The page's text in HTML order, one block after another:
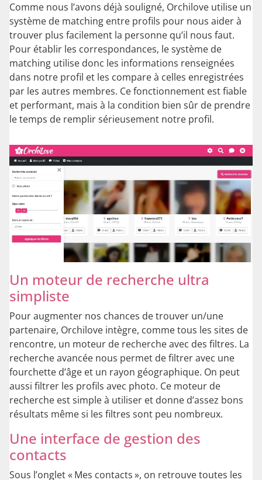
Comme nous l’avons déjà souligné, Orchilove utilise un
système de matching entre profils pour nous aider à
trouver plus facilement la personne qu’il nous faut.
Pour établir les correspondances, le système de
matching utilise donc les informations renseignées
dans notre profil et les compare à celles enregistrées
par les autres membres. Ce fonctionnement est fiable
et performant, mais à la condition bien sûr de prendre
le temps de remplir sérieusement notre profil.
Un moteur de recherche ultra
simpliste
Pour augmenter nos chances de trouver un/une
partenaire, Orchilove intègre, comme tous les sites de
rencontre, un moteur de recherche avec des filtres. La
recherche avancée nous permet de filtrer avec une
fourchette d’âge et un rayon géographique. On peut
aussi filtrer les profils avec photo. Ce moteur de
recherche est simple à utiliser et donne d’assez bons
résultats même si les filtres sont peu nombreux.
Une interface de gestion des
contacts
Sous l’onglet « Mes contacts », on retrouve toutes les